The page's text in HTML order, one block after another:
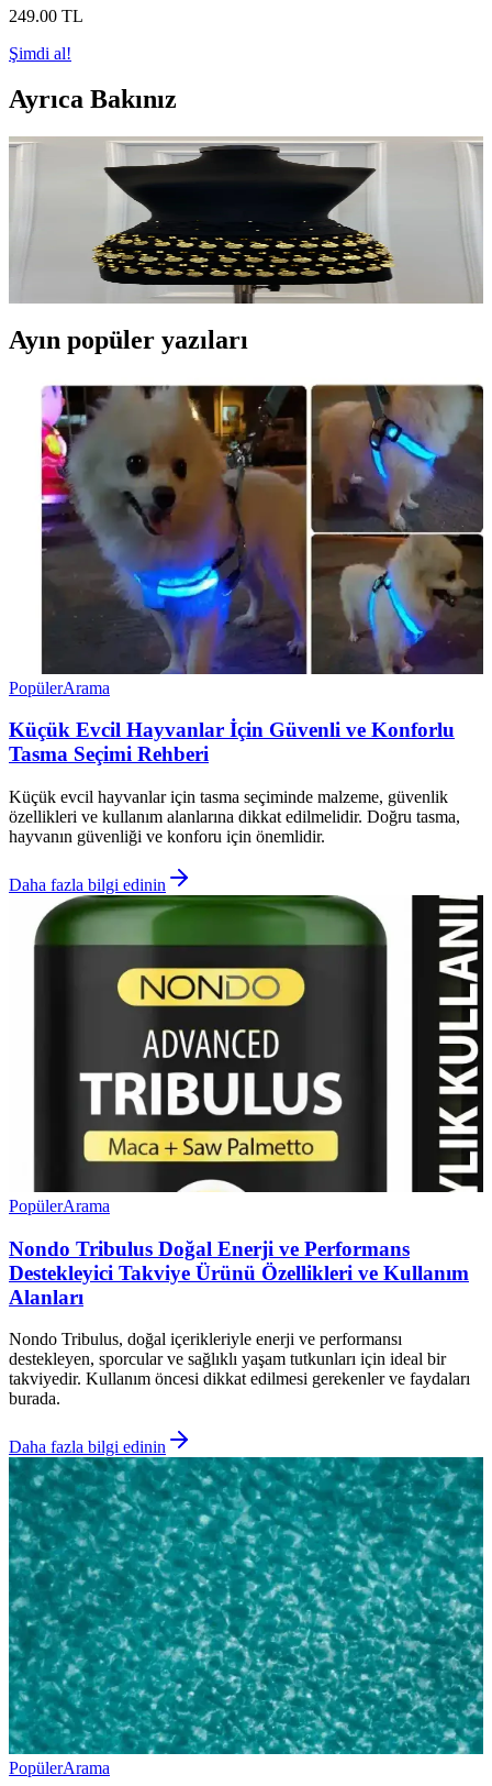
249.00 TL
Şimdi al!
Ayrıca Bakınız
ZEYMERADE Siyah Şakira Oryantal Dans
Kemeri: Estetik ve Ses Kalitesiyle Sahne Şıklığı
ZEYMERADE markasının siyah Şakira dans kemeri, estetik,
dayanıklılık ve yüksek ses performansıyla sahne ve etkinliklerde öne
çıkar, büyük beden uyumu ve kolay kullanımıyla tercih edilir.
Ayın popüler yazıları
PopülerArama
Küçük Evcil Hayvanlar İçin Güvenli ve Konforlu
Tasma Seçimi Rehberi
Küçük evcil hayvanlar için tasma seçiminde malzeme, güvenlik
özellikleri ve kullanım alanlarına dikkat edilmelidir. Doğru tasma,
hayvanın güvenliği ve konforu için önemlidir.
Daha fazla bilgi edinin
PopülerArama
Nondo Tribulus Doğal Enerji ve Performans
Destekleyici Takviye Ürünü Özellikleri ve Kullanım
Alanları
Nondo Tribulus, doğal içerikleriyle enerji ve performansı
destekleyen, sporcular ve sağlıklı yaşam tutkunları için ideal bir
takviyedir. Kullanım öncesi dikkat edilmesi gerekenler ve faydaları
burada.
Daha fazla bilgi edinin
PopülerArama